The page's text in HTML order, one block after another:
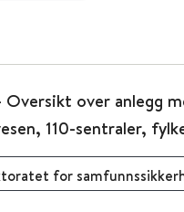
Oversikt over anlegg
110-sentraler,
for